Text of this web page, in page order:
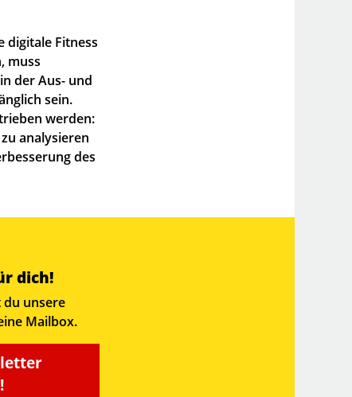
digitale Fitness
muss
der Aus- und
sein.
werden:
analysieren
des
dich!
du unsere
Mailbox.